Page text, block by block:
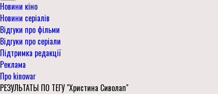
Новини кіно
Новини серіалів
Відгуки про фільми
Відгуки про серіали
Підтримка редакції
Реклама
Про kinowar
РЕЗУЛЬТАТЫ ПО ТЕГУ "Христина Сиволап"